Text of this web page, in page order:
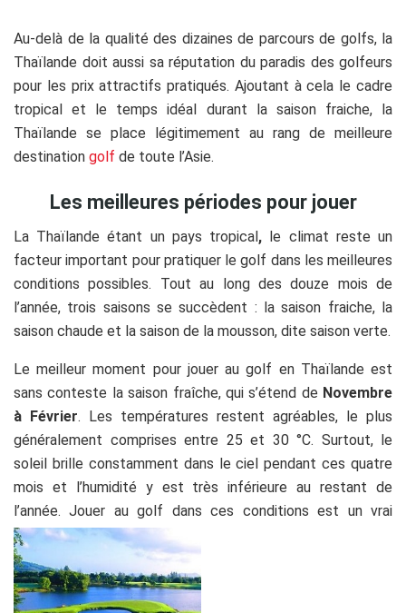
Au-delà de la qualité des dizaines de parcours de golfs, la
Thaïlande doit aussi sa réputation du paradis des golfeurs
pour les prix attractifs pratiqués. Ajoutant à cela le cadre
tropical et le temps idéal durant la saison fraiche, la
Thaïlande se place légitimement au rang de meilleure
destination golf de toute l’Asie.
Les meilleures périodes pour jouer
La Thaïlande étant un pays tropical , le climat reste un
facteur important pour pratiquer le golf dans les meilleures
conditions possibles. Tout au long des douze mois de
l’année, trois saisons se succèdent : la saison fraiche, la
saison chaude et la saison de la mousson, dite saison verte.
Le meilleur moment pour jouer au golf en Thaïlande est
sans conteste la saison fraîche, qui s’étend de Novembre
à Février. Les températures restent agréables, le plus
généralement comprises entre 25 et 30 °C. Surtout, le
soleil brille constamment dans le ciel pendant ces quatre
mois et l’humidité y est très inférieure au restant de
l’année. Jouer au golf dans ces conditions est un vrai